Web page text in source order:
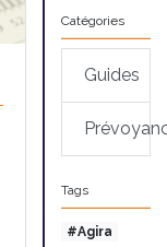
Catégories
Guides
Tags
#Agira